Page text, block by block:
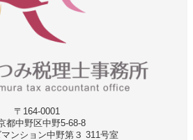
〒164-0001
都中野区中野5-68‐8
ンション中野第３ 311号室